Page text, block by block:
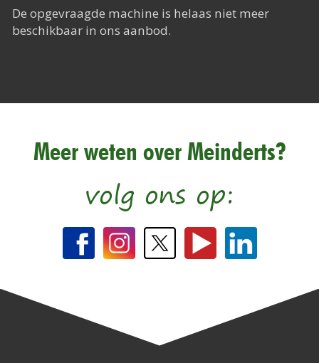
Het digitale tijdperk
De opgevraagde machine is helaas niet meer
beschikbaar in ons aanbod.
Meer weten over Meinderts?
volg ons op: